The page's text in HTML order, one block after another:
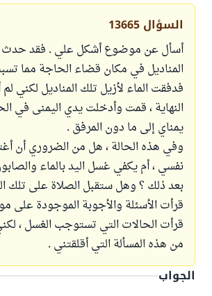
السؤال 13665
أسأل عن موضوع أشكل علي . فقد
المناديل في مكان قضاء الحاجة مما
فدفقت الماء لأزيل تلك المناديل لكني
النهاية ، قمت وأدخلت يدي اليمنى في
يمناي إلى ما دون المرفق .
وفي هذه الحالة ، هل من الضروري أن
نفسي ، أم يكفي غسل اليد بالماء
بعد ذلك ؟ وهل ستقبل الصلاة على تلك
قرأت الأسئلة والأجوبة الموجودة على
قرأت الحالات التي تستوجب الغسل ،
من هذه المسألة التي أقلقتني .
الجواب